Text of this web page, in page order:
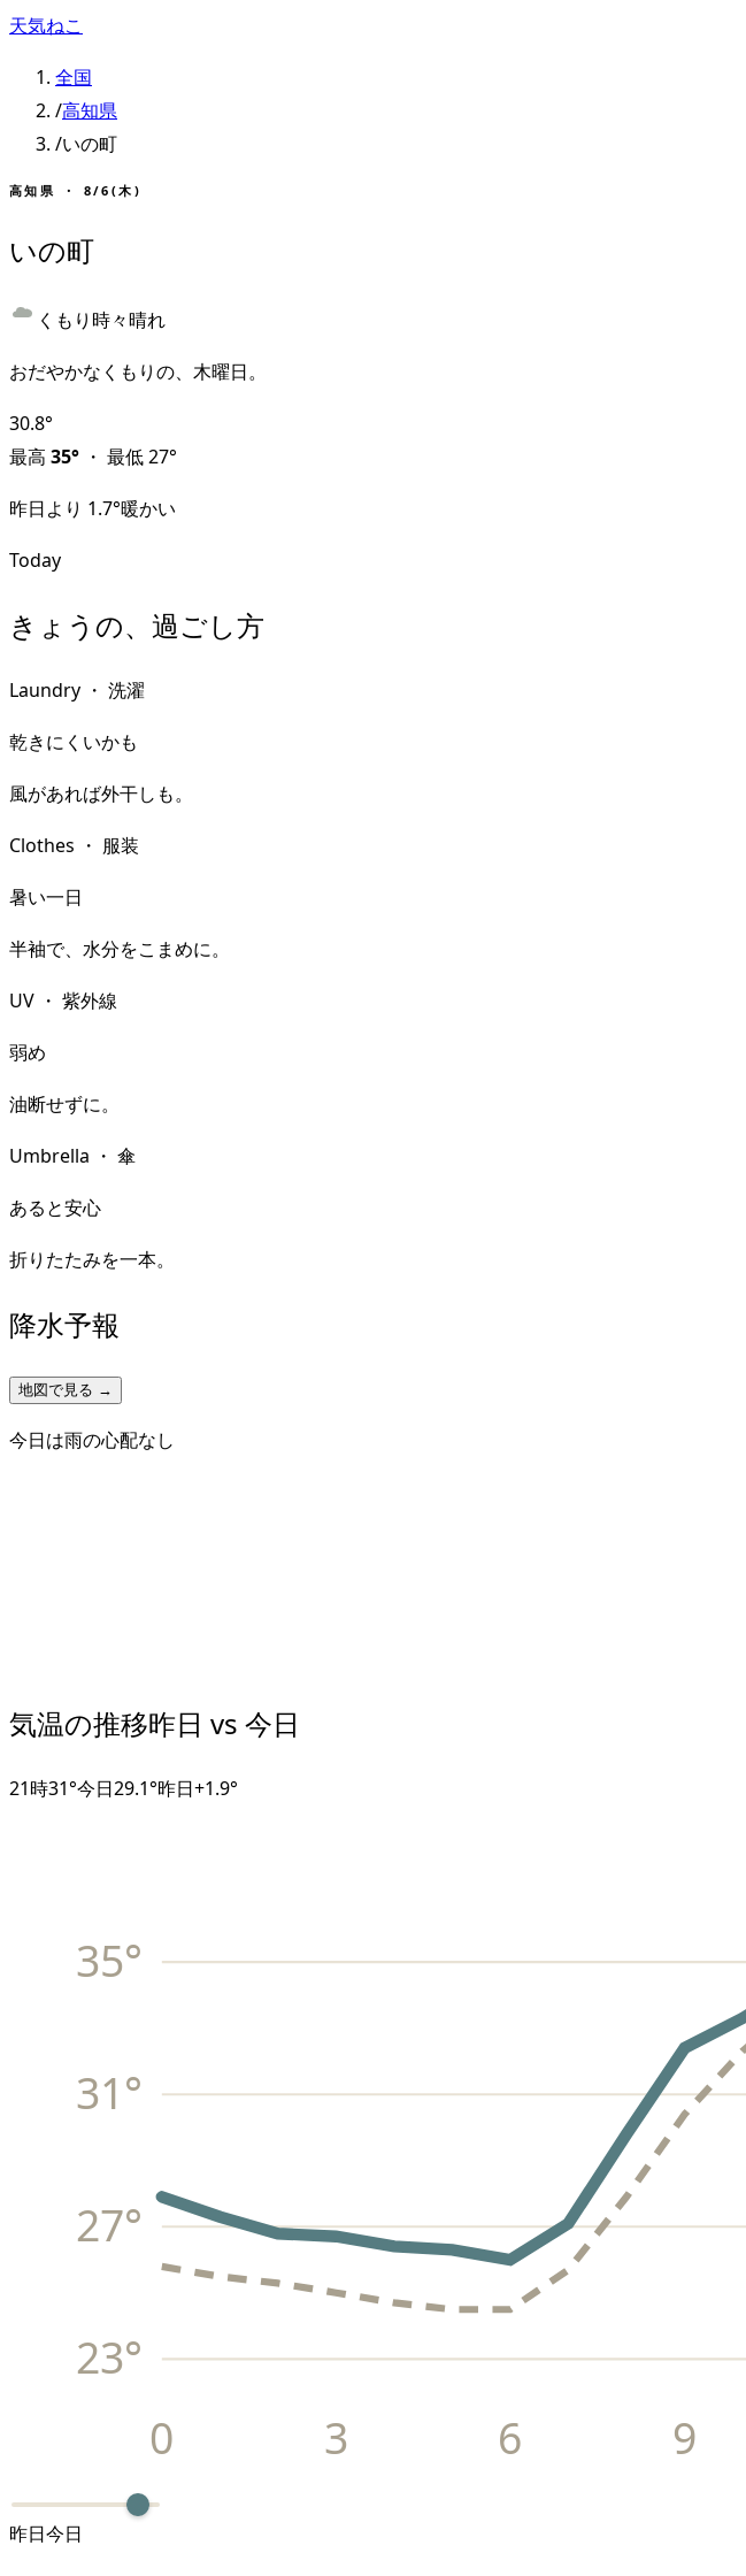
天気ねこ
全国
/高知県
/いの町
高知県 ・ 8/6(木)
いの町
くもり時々晴れ
おだやかなくもりの、木曜日。
30.8°
最高 35° ・ 最低27°
昨日より 1.7°暖かい
Today
きょうの、過ごし方
Laundry ・ 洗濯
乾きにくいかも
風があれば外干しも。
Clothes ・ 服装
暑い一日
半袖で、水分をこまめに。
UV ・ 紫外線
弱め
油断せずに。
Umbrella ・ 傘
あると安心
折りたたみを一本。
降水予報
地図で見る →
今日は雨の心配なし
気温の推移昨日 vs 今日
21時31°今日29.1°昨日+1.9°
23°
27°
31°
35°
0 3 6 9
昨日今日